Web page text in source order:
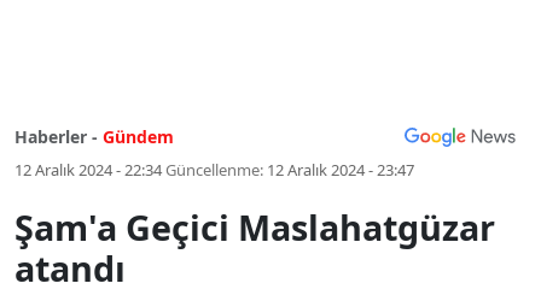
Haberler - Gündem
12 Aralık 2024 - 22:34Güncellenme: 12 Aralık 2024 - 23:47
Şam'a Geçici Maslahatgüzar
atandı